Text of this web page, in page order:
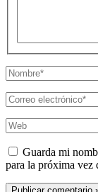
Nombre*
Correo
electrónico*
Web
Guarda mi
para la próxima vez